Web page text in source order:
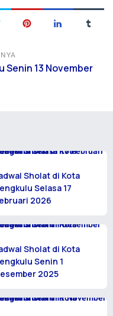
Senin 13 November
Sholat di Kota
Selasa 17
2026
Sholat di Kota
Senin 1
2025